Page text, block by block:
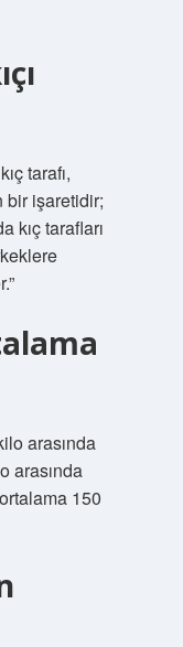
tarafı,
bir işaretidir;
kıç tarafları
arasında
arasında
150